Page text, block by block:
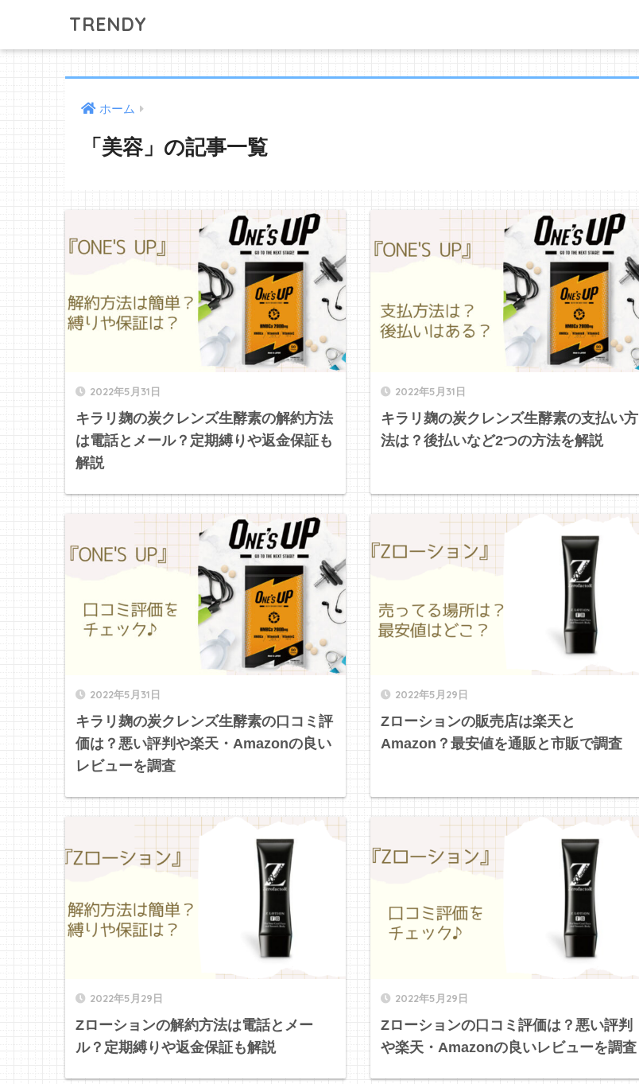
TRENDY
ホーム
「美容」の記事一覧
2022年5月31日
キラリ麹の炭クレンズ生酵素の解約方法
は電話とメール？定期縛りや返金保証も
解説
2022年5月31日
キラリ麹の炭クレンズ生酵素の支払い方
法は？後払いなど2つの方法を解説
2022年5月31日
キラリ麹の炭クレンズ生酵素の口コミ評
価は？悪い評判や楽天・Amazonの良い
レビューを調査
2022年5月29日
Zローションの販売店は楽天と
Amazon？最安値を通販と市販で調査
2022年5月29日
Zローションの解約方法は電話とメー
ル？定期縛りや返金保証も解説
2022年5月29日
Zローションの口コミ評価は？悪い評判
や楽天・Amazonの良いレビューを調査